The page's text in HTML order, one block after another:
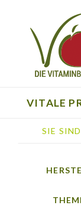
VITALE
BÜCHER
SIE